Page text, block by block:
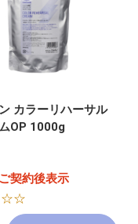
カラーリハーサル
OP 1000g
ご契約後表示